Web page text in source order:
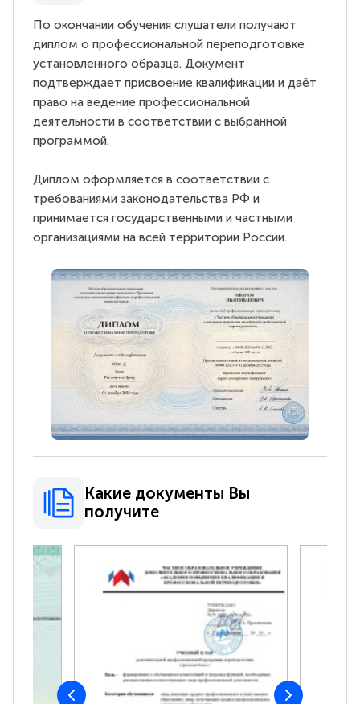
По окончании обучения слушатели получают
диплом о профессиональной переподготовке
установленного образца. Документ
подтверждает присвоение квалификации и даёт
право на ведение профессиональной
деятельности в соответствии с выбранной
программой.
Диплом оформляется в соответствии с
требованиями законодательства РФ и
принимается государственными и частными
организациями на всей территории России.
Какие документы Вы
получите